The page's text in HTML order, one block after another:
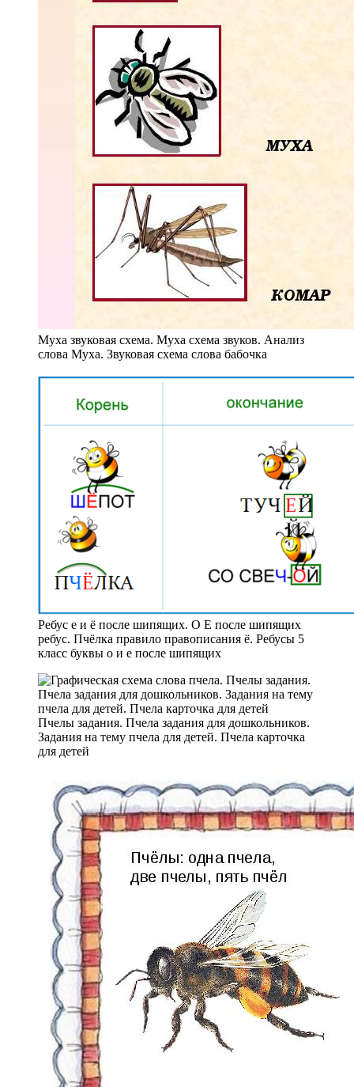
Муха звуковая схема. Муха схема звуков. Анализ
слова Муха. Звуковая схема слова бабочка
Ребус е и ё после шипящих. О Е после шипящих
ребус. Пчёлка правило правописания ё. Ребусы 5
класс буквы о и е после шипящих
Пчелы задания. Пчела задания для дошкольников.
Задания на тему пчела для детей. Пчела карточка
для детей